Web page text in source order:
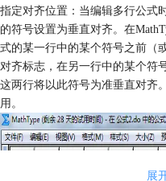
指定对齐位置：当编辑多行公式
的符号设置为垂直对齐。在
式的某一行中的某个符号之前（
对齐标志，在另一行中的某个符
这两行将以此符号为准垂直对齐
用。
展